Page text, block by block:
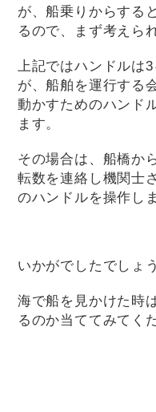
が、船乗りからする
るので、まず考えら
上記ではハンドルは
が、船舶を運行する
動かすためのハンド
ます。
その場合は、船橋か
転数を連絡し機関士
のハンドルを操作し
いかがでしたでしょ
海で船を見かけた時
るのか当ててみてく